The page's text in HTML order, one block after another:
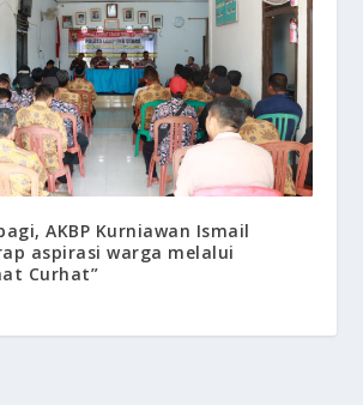
AKBP Kurniawan Ismail
aspirasi warga melalui
Curhat”